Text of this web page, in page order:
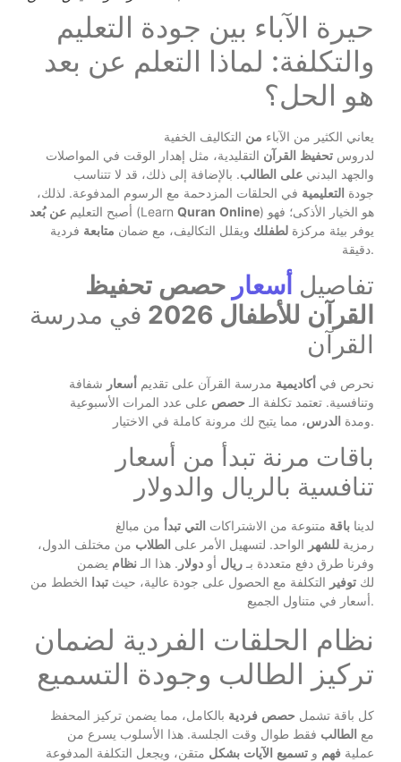
والتكلفة: لماذا التعلم عن بعد
هو الحل؟
يعاني الكثير من الآباء من التكاليف الخفية
لدروس تحفيظ القرآن التقليدية، مثل إهدار الوقت في المواصلات
والجهد البدني على الطالب. بالإضافة إلى ذلك، قد لا تتناسب
جودة التعليمية في الحلقات المزدحمة مع الرسوم المدفوعة. لذلك،
أصبح التعليم عن بُعد (Learn Quran Online) هو الخيار الأذكى؛ فهو
يوفر بيئة مركزة لطفلك ويقلل التكاليف، مع ضمان متابعة فردية
دقيقة.
تفاصيل أسعار حصص تحفيظ
القرآن للأطفال 2026
في مدرسة
القرآن
نحرص في أكاديمية مدرسة القرآن على تقديم أسعار شفافة
وتنافسية. تعتمد تكلفة الـ حصص على عدد المرات الأسبوعية
ومدة الدرس ، مما يتيح لك مرونة كاملة في الاختيار.
تنافسية بالريال والدولار
لدينا باقة متنوعة من الاشتراكات التي تبدأ من مبالغ
رمزية للشهر الواحد. لتسهيل الأمر على الطلاب من مختلف الدول،
وفرنا طرق دفع متعددة بـ ريال أو دولار . هذا الـ نظام يضمن
لك توفير التكلفة مع الحصول على جودة عالية، حيث تبدا الخطط من
أسعار في متناول الجميع.
تركيز الطالب وجودة التسميع
كل باقة تشمل حصص فردية بالكامل، مما يضمن تركيز المحفظ
مع الطالب فقط طوال وقت الجلسة. هذا الأسلوب يسرع من
عملية فهم و تسميع الآيات بشكل متقن، ويجعل التكلفة المدفوعة